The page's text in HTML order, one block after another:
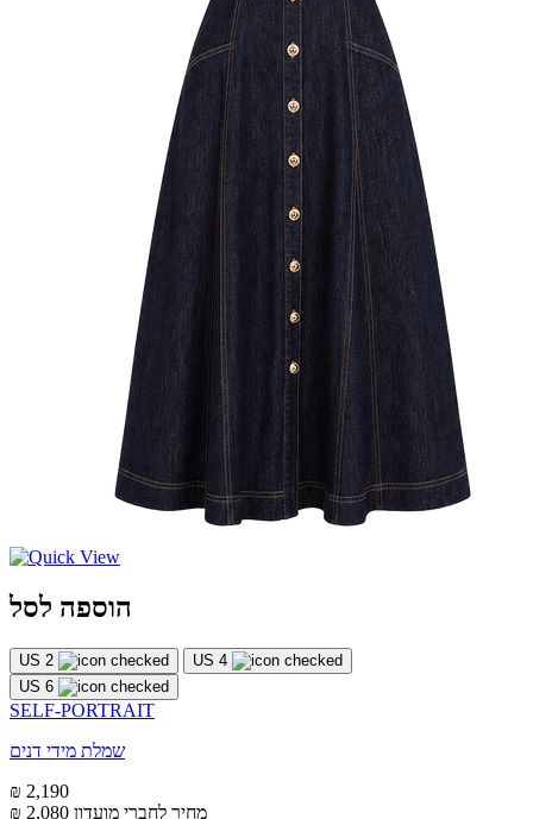
הוספה לסל
US 2
US 4
US 6
SELF-PORTRAIT
שמלת מידי דנים
₪ 2,190
₪ 2,080 מחיר לחברי מועדון